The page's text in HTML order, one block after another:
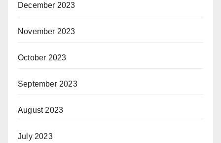
December 2023
November 2023
October 2023
September 2023
August 2023
July 2023